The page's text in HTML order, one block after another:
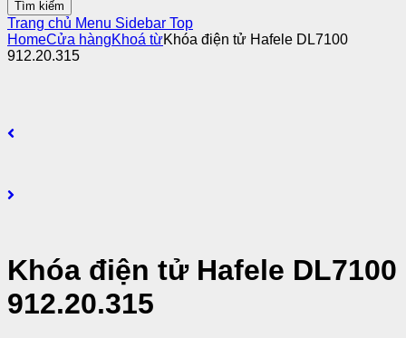
Tìm kiếm
Trang chủ Menu Sidebar Top
HomeCửa hàngKhoá từKhóa điện tử Hafele DL7100
912.20.315
Khóa điện tử Hafele DL7100
912.20.315